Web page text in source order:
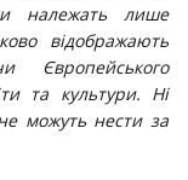
належать лише
відображають
Європейського
та культури. Ні
можуть нести за